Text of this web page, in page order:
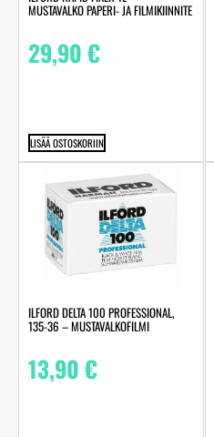
MUSTAVALKO PAPERI- JA FILMIKIINNITE
29,90€
LISÄÄ OSTOSKORIIN
ILFORD DELTA 100 PROFESSIONAL,
135-36 – MUSTAVALKOFILMI
13,90€